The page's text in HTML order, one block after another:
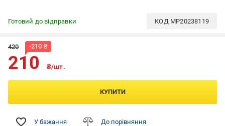
Готовий до відправки КОД MP20238119
420 -210 ₴
210 ₴/шт.
КУПИТИ
У бажання До порівняння